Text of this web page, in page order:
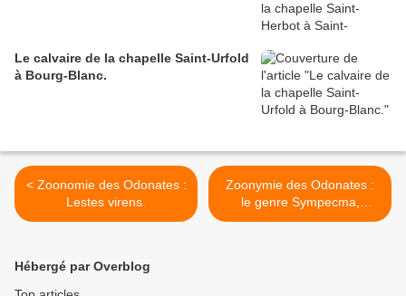
Le calvaire de la chapelle Saint-Urfold
à Bourg-Blanc.
< Zoonomie des Odonates :
Lestes virens.
Zoonymie des Odonates :
le genre Sympecma,
Burmeister, 1839. >
Hébergé par Overblog